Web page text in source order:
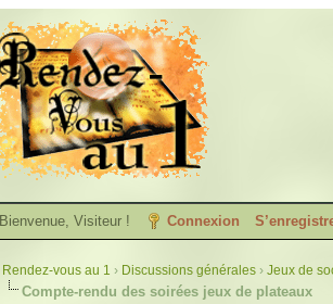
Bienvenue, Visiteur ! Connexion
Rendez-vous au 1 › Discussions générales› Jeux de
Compte-rendu des soirées jeux de plateaux